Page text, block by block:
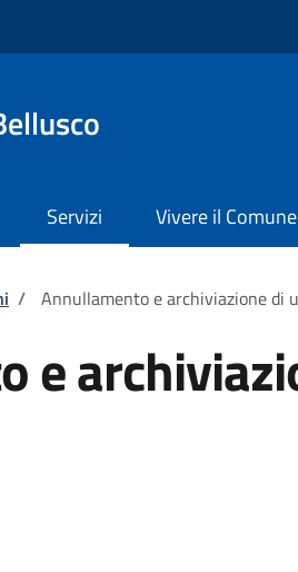
Servizi Vivere il Comune
/ Annullamento e archiviazione di
e